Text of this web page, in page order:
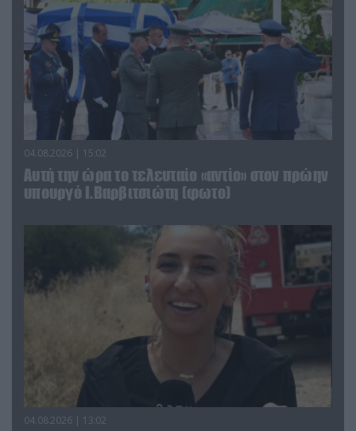
04.08.2026 | 15:02
Αυτή την ώρα το τελευταίο «αντίο» στον πρώην
υπουργό Ι.Βαρβιτσιώτη (φωτο)
04.08.2026 | 13:02